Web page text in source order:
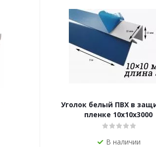
Уголок белый ПВХ в
пленке 10х10х3000
В наличии